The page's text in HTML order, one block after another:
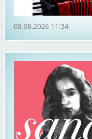
08.08.2026 11:34